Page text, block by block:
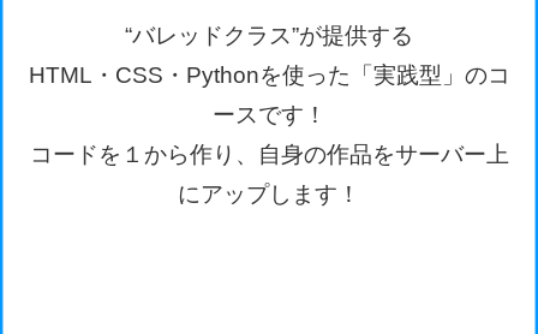
“バレッドクラス”が提供する
HTML・CSS・Pythonを使った「実践型」のコ
ースです！
コードを１から作り、自身の作品をサーバー上
にアップします！